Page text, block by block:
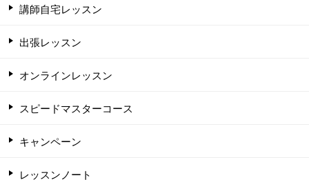
講師自宅レッスン
出張レッスン
オンラインレッスン
スピードマスターコース
キャンペーン
レッスンノート